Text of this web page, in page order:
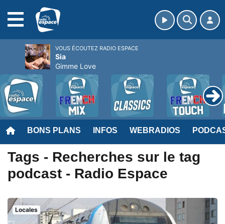
BONS PLANS INFOS WEBRADIOS
Tags - Recherches sur le tag
podcast - Radio Espace
Locales
VOUS ÉCOUTEZ RADIO ESPACE
Sia
Gimme Love